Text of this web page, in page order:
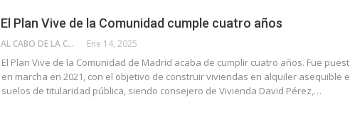
El Plan Vive de la Comunidad cumple cuatro años
AL CABO DE LA CALLE Ene 14, 2025
El Plan Vive de la Comunidad de Madrid acaba de cumplir cuatro años. Fue
en marcha en 2021, con el objetivo de construir viviendas en alquiler asequible
suelos de titularidad pública, siendo consejero de Vivienda David Pérez,…